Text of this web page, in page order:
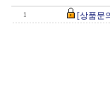
1 [상품문